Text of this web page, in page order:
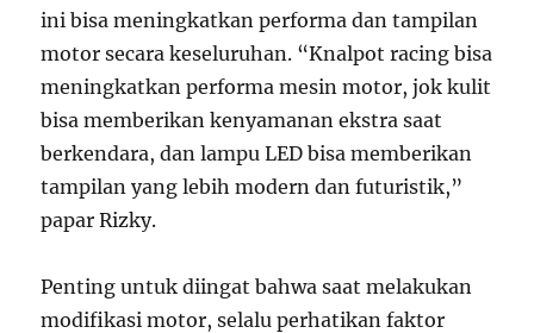
ini bisa meningkatkan performa dan tampilan
motor secara keseluruhan. “Knalpot racing bisa
meningkatkan performa mesin motor, jok kulit
bisa memberikan kenyamanan ekstra saat
berkendara, dan lampu LED bisa memberikan
tampilan yang lebih modern dan futuristik,”
papar Rizky.
Penting untuk diingat bahwa saat melakukan
modifikasi motor, selalu perhatikan faktor